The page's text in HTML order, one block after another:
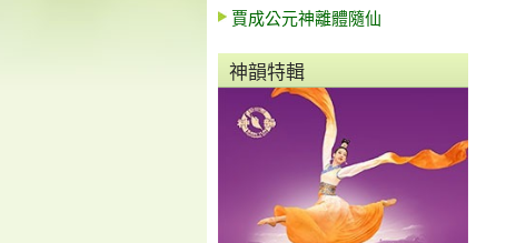
賈成公元神離體隨仙
神韻特輯